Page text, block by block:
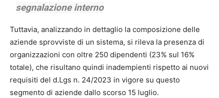
segnalazione interno
Tuttavia, analizzando in dettaglio la composizione delle
aziende sprovviste di un sistema, si rileva la presenza di
organizzazioni con oltre 250 dipendenti (23% sul 16%
totale), che risultano quindi inadempienti rispetto ai nuovi
requisiti del d.Lgs n. 24/2023 in vigore su questo
segmento di aziende dallo scorso 15 luglio.